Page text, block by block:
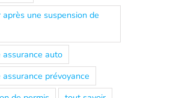
une suspension de
assurance auto
assurance prévoyance